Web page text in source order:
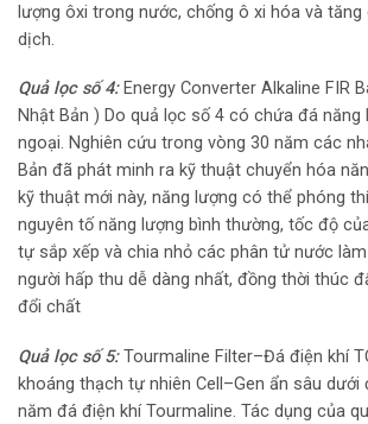
lượng ôxi trong nước, chống ô xi hóa và
dịch.
Quả lọc số 4:Energy Converter Alkaline FIR
Nhật Bản ) Do quả lọc số 4 có chứa đá năng
ngoại. Nghiên cứu trong vòng 30 năm các
Bản đã phát minh ra kỹ thuật chuyển hóa
kỹ thuật mới này, năng lượng có thể phóng
nguyên tố năng lượng bình thường, tốc độ
tự sắp xếp và chia nhỏ các phân tử nước
người hấp thu dễ dàng nhất, đồng thời thúc
đổi chất
Quả lọc số 5:Tourmaline Filter–Đá điện khí
khoáng thạch tự nhiên Cell–Gen ẩn sâu dưới
năm đá điện khí Tourmaline. Tác dụng của